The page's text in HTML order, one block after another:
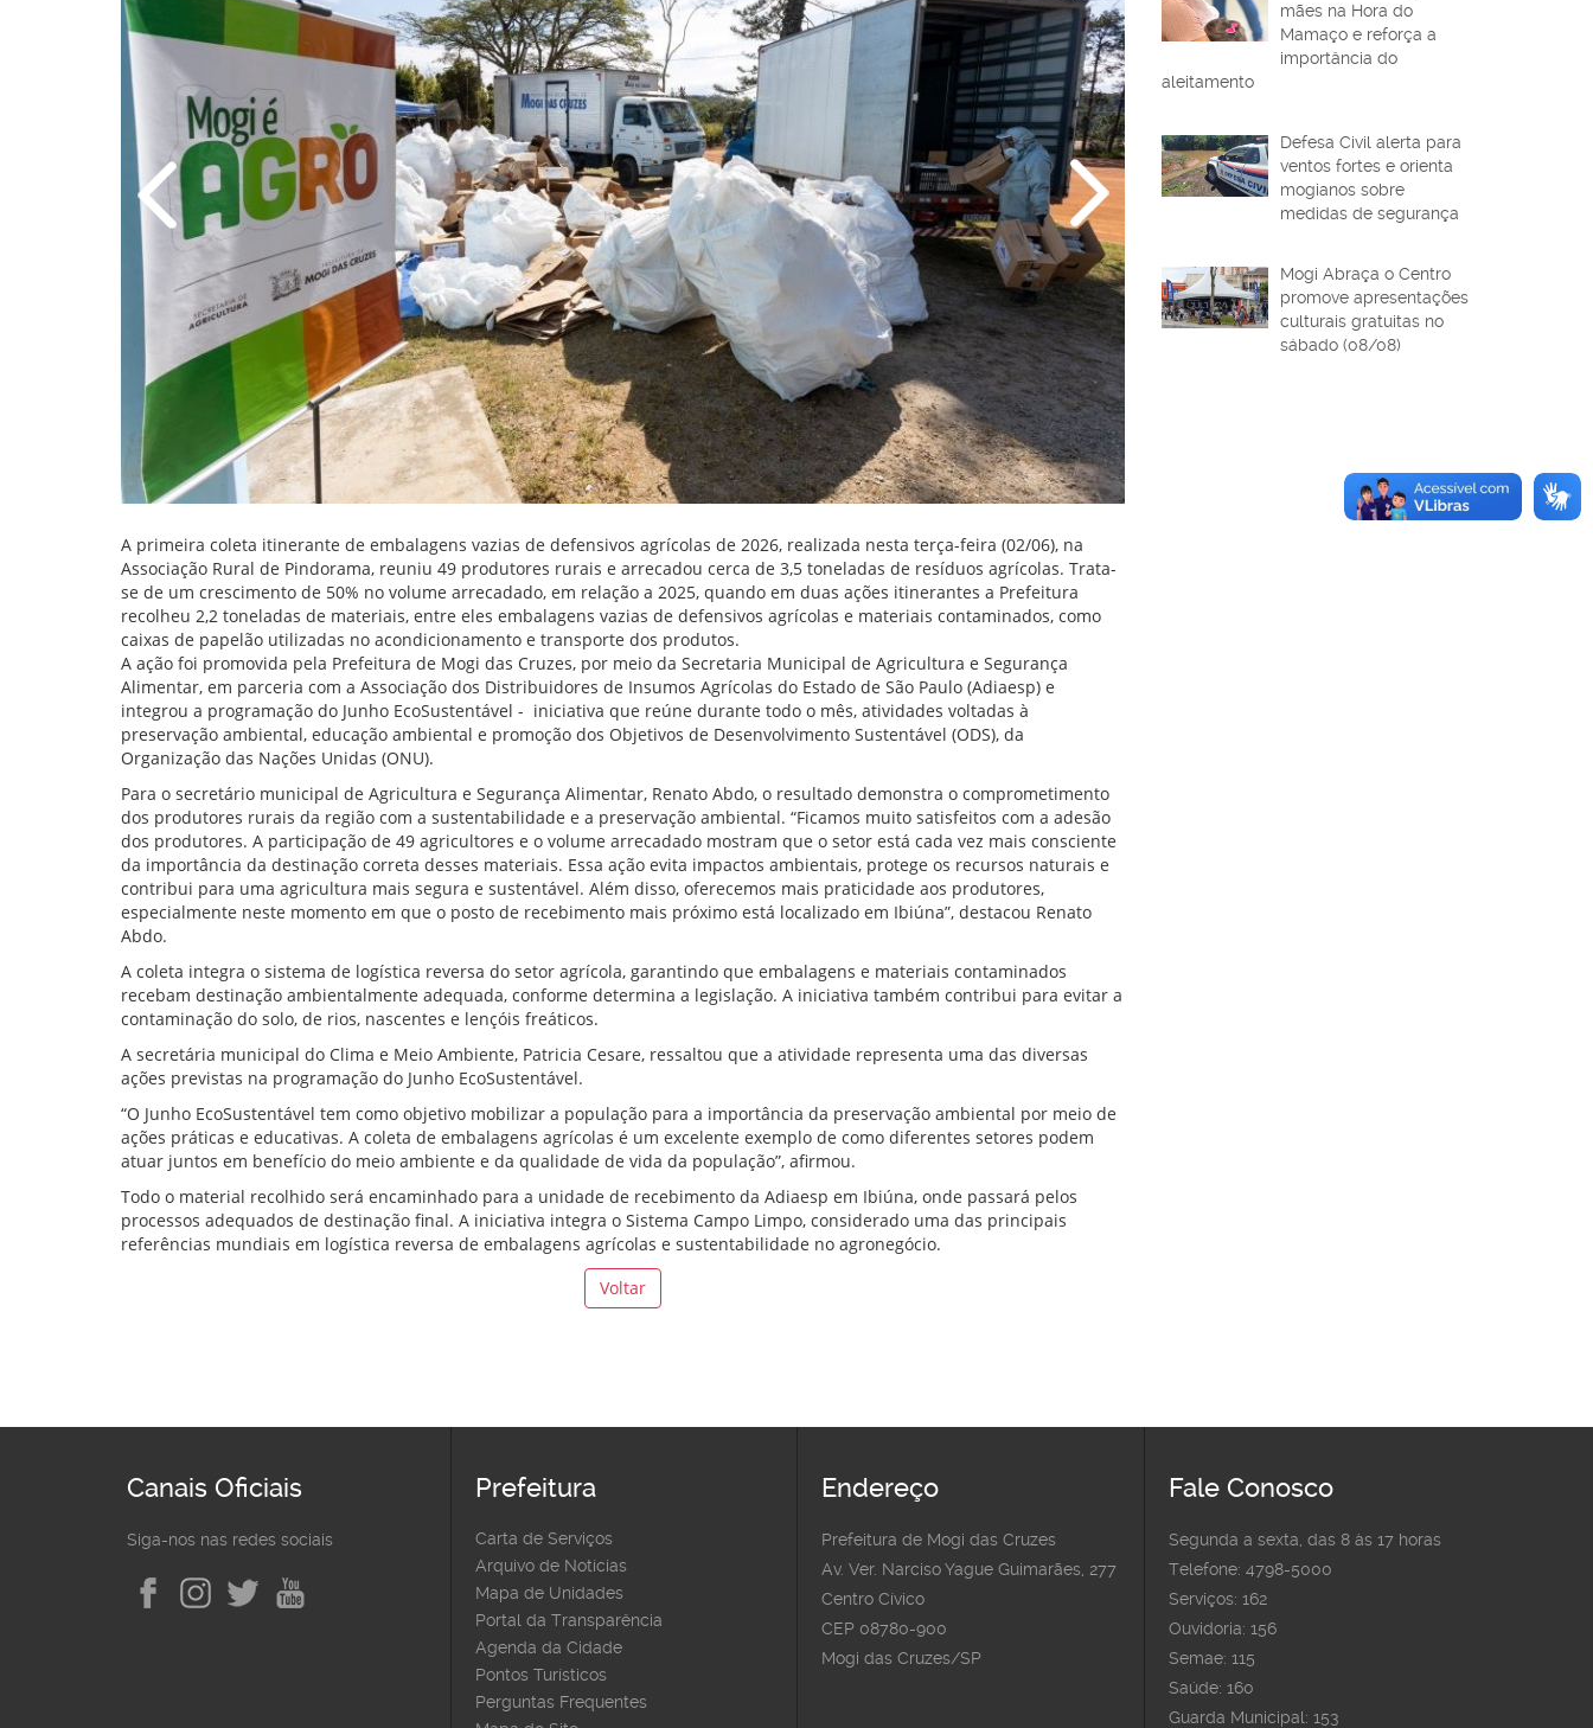
A primeira coleta itinerante de embalagens vazias de defensivos agrícolas de 2026, realizada nesta terça-feira (02/06), na
Associação Rural de Pindorama, reuniu 49 produtores rurais e arrecadou cerca de 3,5 toneladas de resíduos agrícolas. Trata-
se de um crescimento de 50% no volume arrecadado, em relação a 2025, quando em duas ações itinerantes a Prefeitura
recolheu 2,2 toneladas de materiais, entre eles embalagens vazias de defensivos agrícolas e materiais contaminados, como
caixas de papelão utilizadas no acondicionamento e transporte dos produtos.
A ação foi promovida pela Prefeitura de Mogi das Cruzes, por meio da Secretaria Municipal de Agricultura e Segurança
Alimentar, em parceria com a Associação dos Distribuidores de Insumos Agrícolas do Estado de São Paulo (Adiaesp) e
integrou a programação do Junho EcoSustentável - iniciativa que reúne durante todo o mês, atividades voltadas à
preservação ambiental, educação ambiental e promoção dos Objetivos de Desenvolvimento Sustentável (ODS), da
Organização das Nações Unidas (ONU).
Para o secretário municipal de Agricultura e Segurança Alimentar, Renato Abdo, o resultado demonstra o comprometimento
dos produtores rurais da região com a sustentabilidade e a preservação ambiental. “Ficamos muito satisfeitos com a adesão
dos produtores. A participação de 49 agricultores e o volume arrecadado mostram que o setor está cada vez mais consciente
da importância da destinação correta desses materiais. Essa ação evita impactos ambientais, protege os recursos naturais e
contribui para uma agricultura mais segura e sustentável. Além disso, oferecemos mais praticidade aos produtores,
especialmente neste momento em que o posto de recebimento mais próximo está localizado em Ibiúna”, destacou Renato
Abdo.
A coleta integra o sistema de logística reversa do setor agrícola, garantindo que embalagens e materiais contaminados
recebam destinação ambientalmente adequada, conforme determina a legislação. A iniciativa também contribui para evitar a
contaminação do solo, de rios, nascentes e lençóis freáticos.
A secretária municipal do Clima e Meio Ambiente, Patricia Cesare, ressaltou que a atividade representa uma das diversas
ações previstas na programação do Junho EcoSustentável.
“O Junho EcoSustentável tem como objetivo mobilizar a população para a importância da preservação ambiental por meio de
ações práticas e educativas. A coleta de embalagens agrícolas é um excelente exemplo de como diferentes setores podem
atuar juntos em benefício do meio ambiente e da qualidade de vida da população”, afirmou.
Todo o material recolhido será encaminhado para a unidade de recebimento da Adiaesp em Ibiúna, onde passará pelos
processos adequados de destinação final. A iniciativa integra o Sistema Campo Limpo, considerado uma das principais
referências mundiais em logística reversa de embalagens agrícolas e sustentabilidade no agronegócio.
Voltar
mães na Hora do
Mamaço e reforça a
importância do
aleitamento
Defesa Civil alerta para
ventos fortes e orienta
mogianos sobre
medidas de segurança
Mogi Abraça o Centro
promove apresentações
culturais gratuitas no
sábado (08/08)
Canais Oficiais
Siga-nos nas redes sociais
Prefeitura
Carta de Serviços
Arquivo de Notícias
Mapa de Unidades
Portal da Transparência
Agenda da Cidade
Pontos Turísticos
Perguntas Frequentes
Endereço
Prefeitura de Mogi das Cruzes
Av. Ver. Narciso Yague Guimarães, 277
Centro Cívico
CEP 08780-900
Mogi das Cruzes/SP
Fale Conosco
Segunda a sexta, das 8 às 17 horas
Telefone: 4798-5000
Serviços: 162
Ouvidoria: 156
Semae: 115
Saúde: 160
Guarda Municipal: 153